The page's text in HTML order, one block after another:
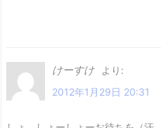
けーすけ
より:
2012年1月29日 20:31